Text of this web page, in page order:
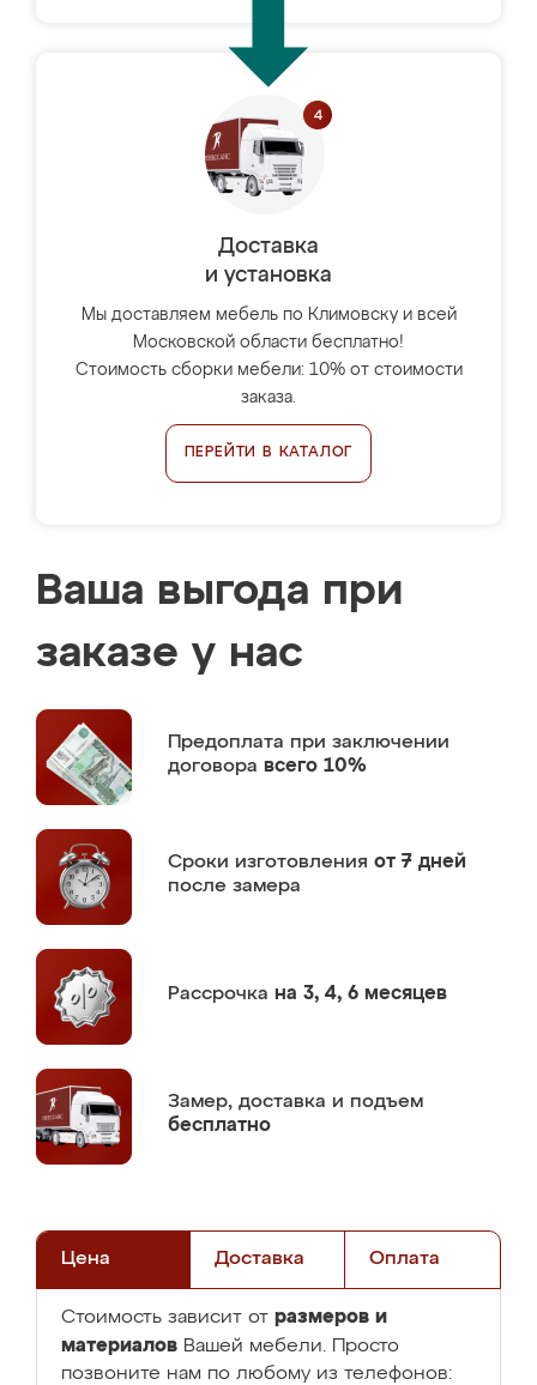
Доставка
и установка
Мы доставляем мебель по Климовску и всей
Московской области бесплатно!
Стоимость сборки мебели: 10% от стоимости
заказа.
ПЕРЕЙТИ В КАТАЛОГ
Ваша выгода при
заказе у нас
Предоплата при заключении
договора всего 10%
Сроки изготовления от 7 дней
после замера
Рассрочка на 3, 4, 6 месяцев
Замер, доставка и подъем
бесплатно
Цена Доставка Оплата
Стоимость зависит от размеров и
материалов Вашей мебели. Просто
позвоните нам по любому из телефонов: